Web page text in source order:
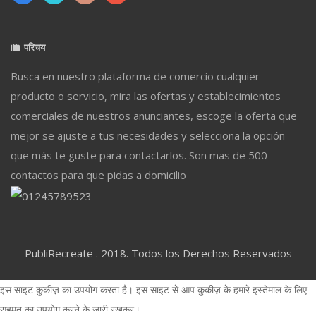
परिचय
Busca en nuestro plataforma de comercio cualquier
producto o servicio, mira las ofertas y establecimientos
comerciales de nuestros anunciantes, escoge la oferta que
mejor se ajuste a tus necesidades y selecciona la opción
que más te guste para contactarlos. Son mas de 500
contactos para que pidas a domicilio
PubliRecreate . 2018. Todos los Derechos Reservados
इस साइट कुकीज़ का उपयोग करता है। इस साइट से आप कुकीज़ के हमारे इस्तेमाल के लिए